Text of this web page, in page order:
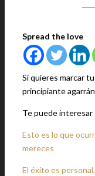
Spread the love
Si quieres marcar
principiante
Te puede interesar
Esto es lo que
mereces
El éxito es